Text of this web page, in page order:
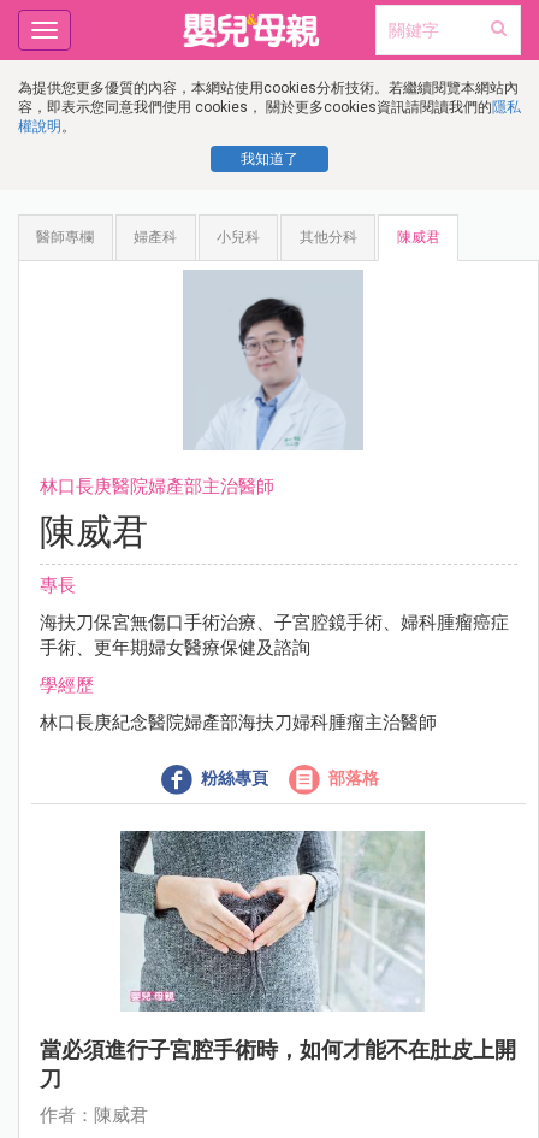
為提供您更多優質的內容，本網站使用cookies分析技術。若繼續閱覽本網站內
容，即表示您同意我們使用 cookies， 關於更多cookies資訊請閱讀我們的隱私
權說明 。
我知道了
Toggle
navigation
醫師專欄 婦產科 小兒科 其他分科 陳威君
林口長庚醫院婦產部主治醫師
陳威君
專長
海扶刀保宮無傷口手術治療、子宮腔鏡手術、婦科腫瘤癌症
手術、更年期婦女醫療保健及諮詢
學經歷
林口長庚紀念醫院婦產部海扶刀婦科腫瘤主治醫師
粉絲專頁 部落格
當必須進行子宮腔手術時，如何才能不在肚皮上開
刀
作者：陳威君